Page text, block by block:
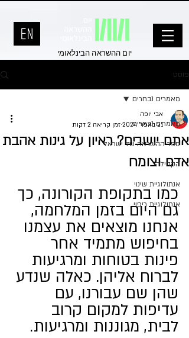
יום ההשראה הבינלאומי
פוסט
מאמרים נבחרים
ספר ההשראה של ישראל
הקהילה
אנתולוגיית שינוי
אנתולוגיית ריפוי
מאמרים נבחרים
אתם יושבים? ראיון על גינות אהבת
אדם וצומח
אבי יופה
21 באפר׳ 2024
זמן קריאה 2 דקות
כמו בתקופת הקורונה, כך
גם היום בזמן המלחמה,
אנחנו מוצאים את עצמנו
בחיפוש מתמיד אחר
פינות בטוחות ומרגיעות
לברוח אליהן. כאלה שנדע
שהן שם עבורנו, עם
עדיפות למקום קרוב
לבית, מגוננות ומרגיעות.